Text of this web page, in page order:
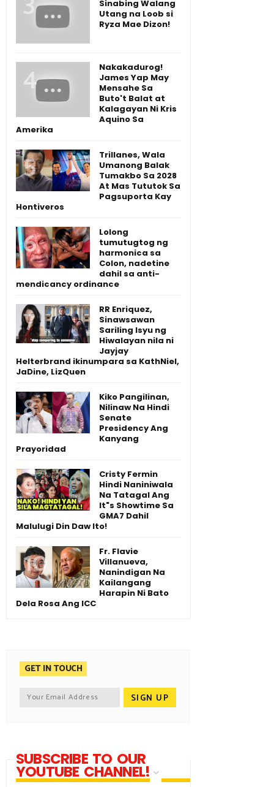
Sinabing Walang
Utang na Loob si
Ryza Mae Dizon!
Nakakadurog!
James Yap May
Mensahe Sa
Buto't Balat at
Kalagayan Ni Kris
Aquino Sa
Amerika
Trillanes, Wala
Umanong Balak
Tumakbo Sa 2028
At Mas Tututok Sa
Pagsuporta Kay
Hontiveros
Lolong
tumutugtog ng
harmonica sa
Colon, nadetine
dahil sa anti-
mendicancy ordinance
RR Enriquez,
Sinawsawan
Sariling Isyu ng
Hiwalayan nila ni
Jayjay
Helterbrand ikinumpara sa KathNiel,
JaDine, LizQuen
Kiko Pangilinan,
Nilinaw Na Hindi
Senate
Presidency Ang
Kanyang
Prayoridad
Cristy Fermin
Hindi Naniniwala
Na Tatagal Ang
It"s Showtime Sa
GMA7 Dahil
Malulugi Din Daw Ito!
Fr. Flavie
Villanueva,
Nanindigan Na
Kailangang
Harapin Ni Bato
Dela Rosa Ang ICC
GET IN TOUCH
SUBSCRIBE TO OUR
YOUTUBE CHANNEL!